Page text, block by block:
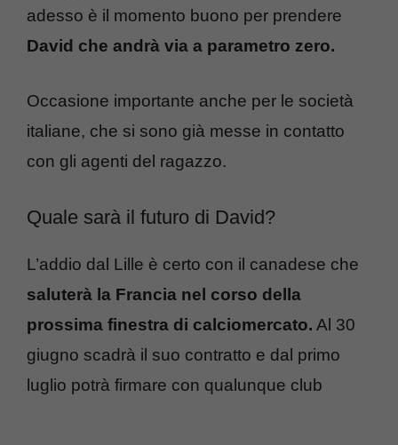
adesso è il momento buono per prendere
David che andrà via a parametro zero.
Occasione importante anche per le società
italiane, che si sono già messe in contatto
con gli agenti del ragazzo.
Quale sarà il futuro di David?
L’addio dal Lille è certo con il canadese che
saluterà la Francia nel corso della
prossima finestra di calciomercato. Al 30
giugno scadrà il suo contratto e dal primo
luglio potrà firmare con qualunque club